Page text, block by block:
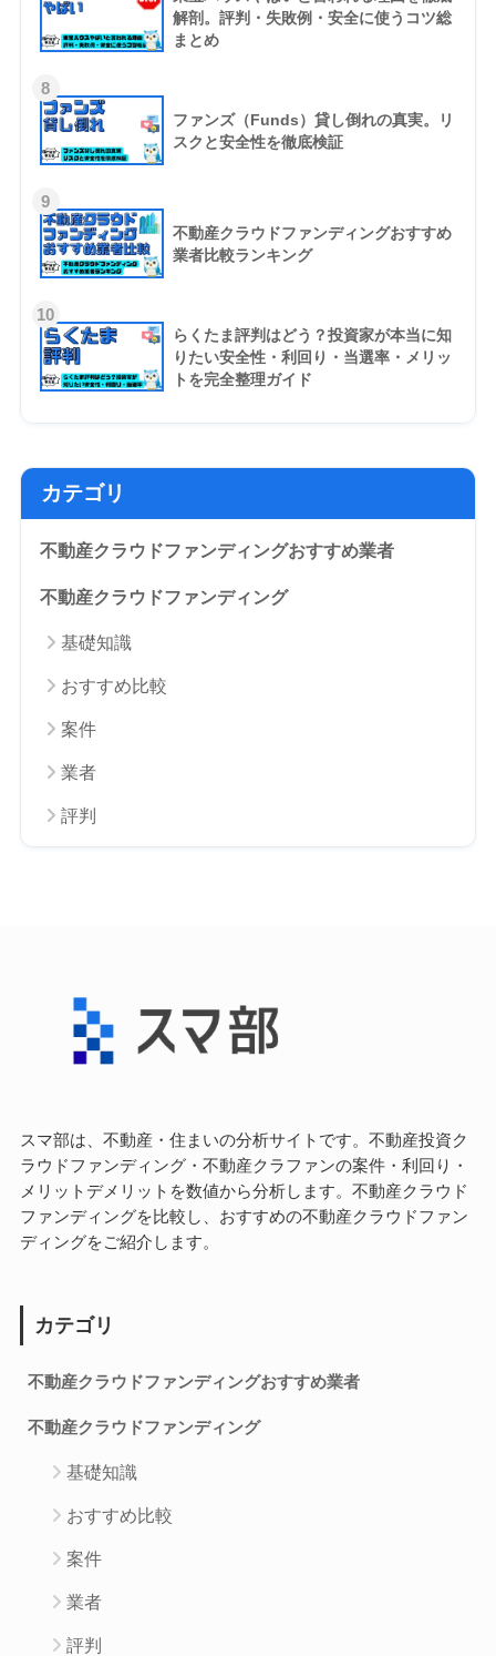
解剖。評判・失敗例・安全に使うコツ総
まとめ
8
ファンズ（Funds）貸し倒れの真実。リ
スクと安全性を徹底検証
9
不動産クラウドファンディングおすすめ
業者比較ランキング
10
らくたま評判はどう？投資家が本当に知
りたい安全性・利回り・当選率・メリッ
トを完全整理ガイド
カテゴリ
不動産クラウドファンディングおすすめ業者
不動産クラウドファンディング
基礎知識
おすすめ比較
案件
業者
評判
スマ部は、不動産・住まいの分析サイトです。不動産投資ク
ラウドファンディング・不動産クラファンの案件・利回り・
メリットデメリットを数値から分析します。不動産クラウド
ファンディングを比較し、おすすめの不動産クラウドファン
ディングをご紹介します。
カテゴリ
不動産クラウドファンディングおすすめ業者
不動産クラウドファンディング
基礎知識
おすすめ比較
案件
業者
評判